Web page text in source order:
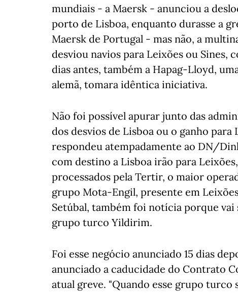
mundiais - a Maersk - anunciou a
porto de Lisboa, enquanto durasse a
Maersk de Portugal - mas não, a
desviou navios para Leixões ou Sines,
dias antes, também a Hapag-Lloyd,
alemã, tomara idêntica iniciativa.
Não foi possível apurar junto das
dos desvios de Lisboa ou o ganho
respondeu atempadamente ao DN/
com destino a Lisboa irão para
processados pela Tertir, o maior
grupo Mota-Engil, presente em
Setúbal, também foi notícia porque
grupo turco Yildirim.
Foi esse negócio anunciado 15 dias
anunciado a caducidade do Contrato
atual greve. "Quando esse grupo turco